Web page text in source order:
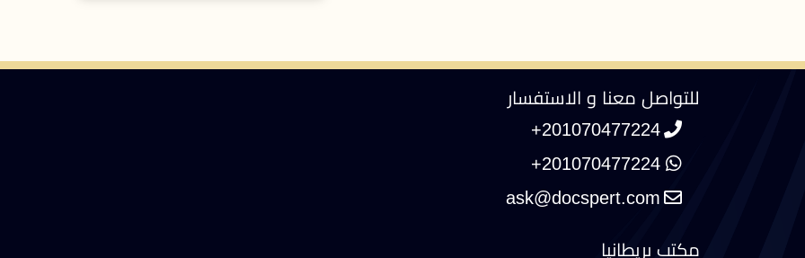
للتواصل معنا و الاستفسار
+201070477224
+201070477224
مكتب بريطانيا